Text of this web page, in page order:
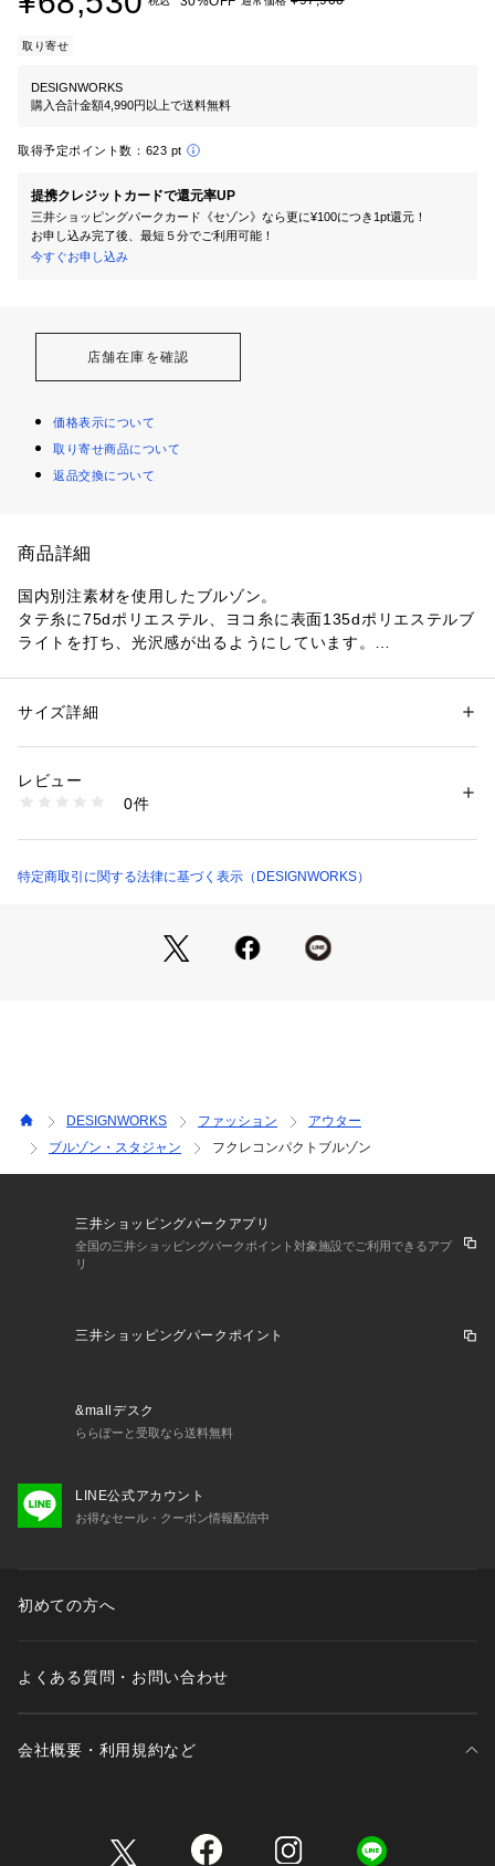
取り寄せ
DESIGNWORKS
購入合計金額4,990円以上で送料無料
取得予定ポイント数： 623 pt
提携クレジットカードで還元率UP
三井ショッピングパークカード《セゾン》なら更に¥100につき1pt還元！
お申し込み完了後、最短５分でご利用可能！
今すぐお申し込み
店舗在庫を確認
価格表示について
取り寄せ商品について
返品交換について
商品詳細
国内別注素材を使用したブルゾン。
タテ糸に75dポリエステル、ヨコ糸に表面135dポリエステルブ
ライトを打ち、光沢感が出るようにしています。
ワッシャー加工をし、生地にラフ感と膨らみ感が出るように仕
ュームのあるボトムとの相性抜群です。
性別：レディース
素材：本体 ポリエステエル55% 毛40% ナイロン5% 別布 トリアセテート
タン1% 中綿 ポリエステル100% 裏地
※詳しい洗濯方法については、商品の品質表示タグをご覧ください
35490530000 （ショップ）
サイズ詳細
レビュー
0件
特定商取引に関する法律に基づく表示（DESIGNWORKS）
DESIGNWORKS ファッション
アウター
ブルゾン・スタジャン
フクレコンパクトブルゾン
三井ショッピングパークアプリ
全国の三井ショッピングパークポイント対象施設でご利用できるアプ
リ
三井ショッピングパークポイント
&mallデスク
ららぽーと受取なら送料無料
LINE公式アカウント
お得なセール・クーポン情報配信中
初めての方へ
よくある質問・お問い合わせ
会社概要・利用規約など